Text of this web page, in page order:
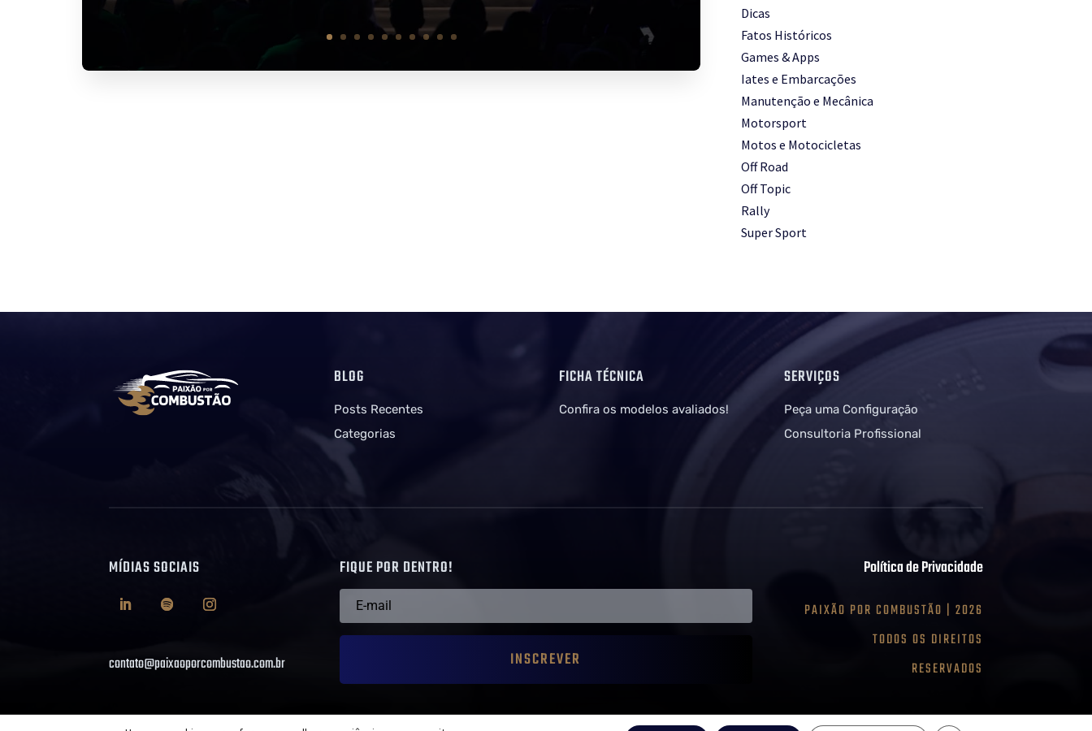
Dicas
Fatos Históricos
Games & Apps
Iates e Embarcações
Manutenção e Mecânica
Motorsport
Motos e Motocicletas
Off Road
Off Topic
Rally
Super Sport
BLOG
Posts Recentes
Categorias
FICHA TÉCNICA
Confira os modelos avaliados!
SERVIÇOS
Peça uma Configuração
Consultoria Profissional
MÍDIAS SOCIAIS
contato@paixaoporcombustao.com.br
FIQUE POR DENTRO!
INSCREVER
Política de Privacidade
PAIXÃO POR COMBUSTÃO | 2026
TODOS OS DIREITOS
RESERVADOS